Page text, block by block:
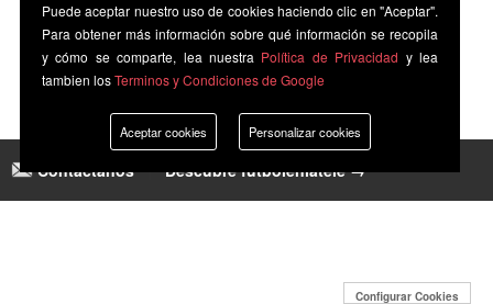
Contáctanos|Descubre futbolenlatele →
Configurar Cookies
Puede aceptar nuestro uso de cookies haciendo clic en "Aceptar".
Para obtener más información sobre qué información se recopila
y cómo se comparte, lea nuestra Política de Privacidad y lea
tambien losTerminos y Condiciones de Google
Aceptar cookies Personalizar cookies